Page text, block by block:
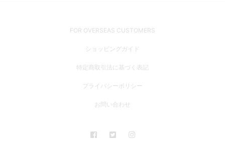
FOR OVERSEAS CUSTOMERS
ショッピングガイド
特定商取引法に基づく表記
プライバシーポリシー
お問い合わせ